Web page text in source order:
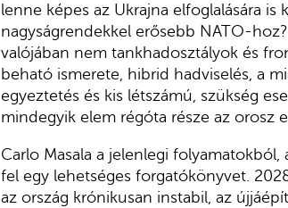
lenne képes az Ukrajna elfoglalására
nagyságrendekkel erősebb NATO-
valójában nem tankhadosztályok és
beható ismerete, hibrid hadviselés, a
egyeztetés és kis létszámú, szükség
mindegyik elem régóta része az orosz
Carlo Masala a jelenlegi
fel egy lehetséges forgatókönyvet.
az ország krónikusan instabil, az